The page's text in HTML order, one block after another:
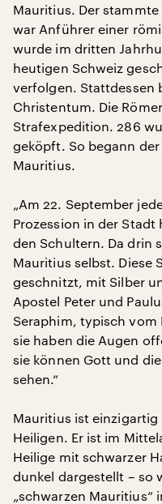
Mauritius. Der
war Anführer einer
wurde im dritten
heutigen Schweiz
verfolgen. Stattdessen
Christentum. Die
Strafexpedition. 286
geköpft. So begann
Mauritius.
„Am 22. September
Prozession in der
den Schultern. Da drin
Mauritius selbst. Diese
geschnitzt, mit Silber
Apostel Peter und
Seraphim, typisch vom
sie haben die Augen
sie können Gott und
sehen.“
Mauritius ist
Heiligen. Er ist im
Heilige mit schwarzer
dunkel dargestellt – so
„schwarzen Mauritius“